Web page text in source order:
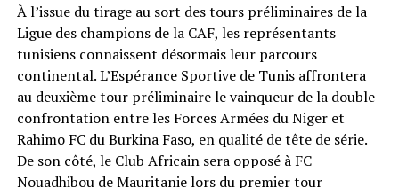
À l’issue du tirage au sort des tours préliminaires de la
Ligue des champions de la CAF, les représentants
tunisiens connaissent désormais leur parcours
continental. L’Espérance Sportive de Tunis affrontera
au deuxième tour préliminaire le vainqueur de la double
confrontation entre les Forces Armées du Niger et
Rahimo FC du Burkina Faso, en qualité de tête de série.
De son côté, le Club Africain sera opposé à FC
Nouadhibou de Mauritanie lors du premier tour